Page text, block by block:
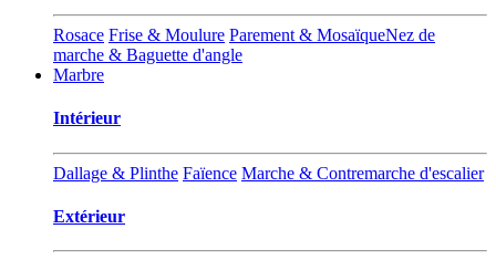
Rosace Frise & Moulure Parement & MosaïqueNez de
marche & Baguette d'angle
Marbre
Intérieur
Dallage & Plinthe Faïence Marche & Contremarche d'escalier
Extérieur